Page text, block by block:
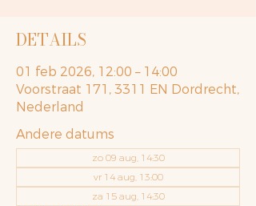
DETAILS
01 feb 2026, 12:00 – 14:00
Voorstraat 171, 3311 EN Dordrecht,
Nederland
Andere datums
zo 09 aug, 14:30
vr 14 aug, 13:00
za 15 aug, 14:30